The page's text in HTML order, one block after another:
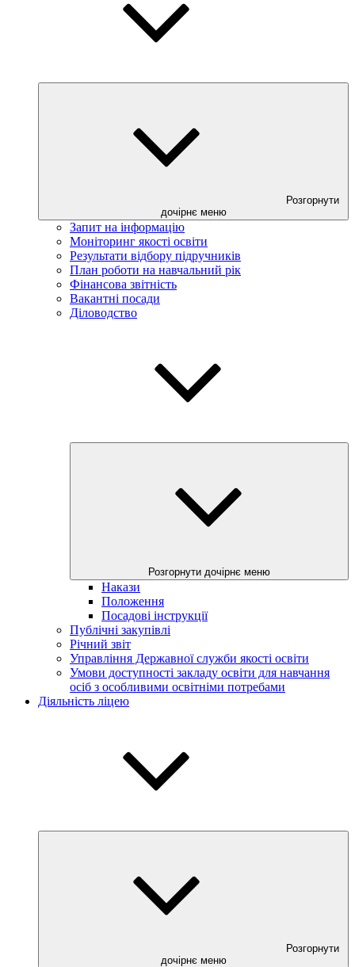
Розгорнути
дочірнє меню
Запит на інформацію
Моніторинг якості освіти
Результати відбору підручників
План роботи на навчальний рік
Фінансова звітність
Вакантні посади
Діловодство
Розгорнути дочірнє меню
Накази
Положення
Посадові інструкції
Публічні закупівлі
Річний звіт
Управління Державної служби якості освіти
Умови доступності закладу освіти для навчання
осіб з особливими освітніми потребами
Діяльність ліцею
Розгорнути
дочірнє меню